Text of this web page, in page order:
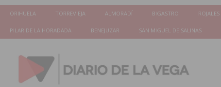
ORIHUELA TORREVIEJA ALMORADÍ BIGASTRO ROJALES
PILAR DE LA HORADADA BENEJUZAR SAN MIGUEL DE SALINAS